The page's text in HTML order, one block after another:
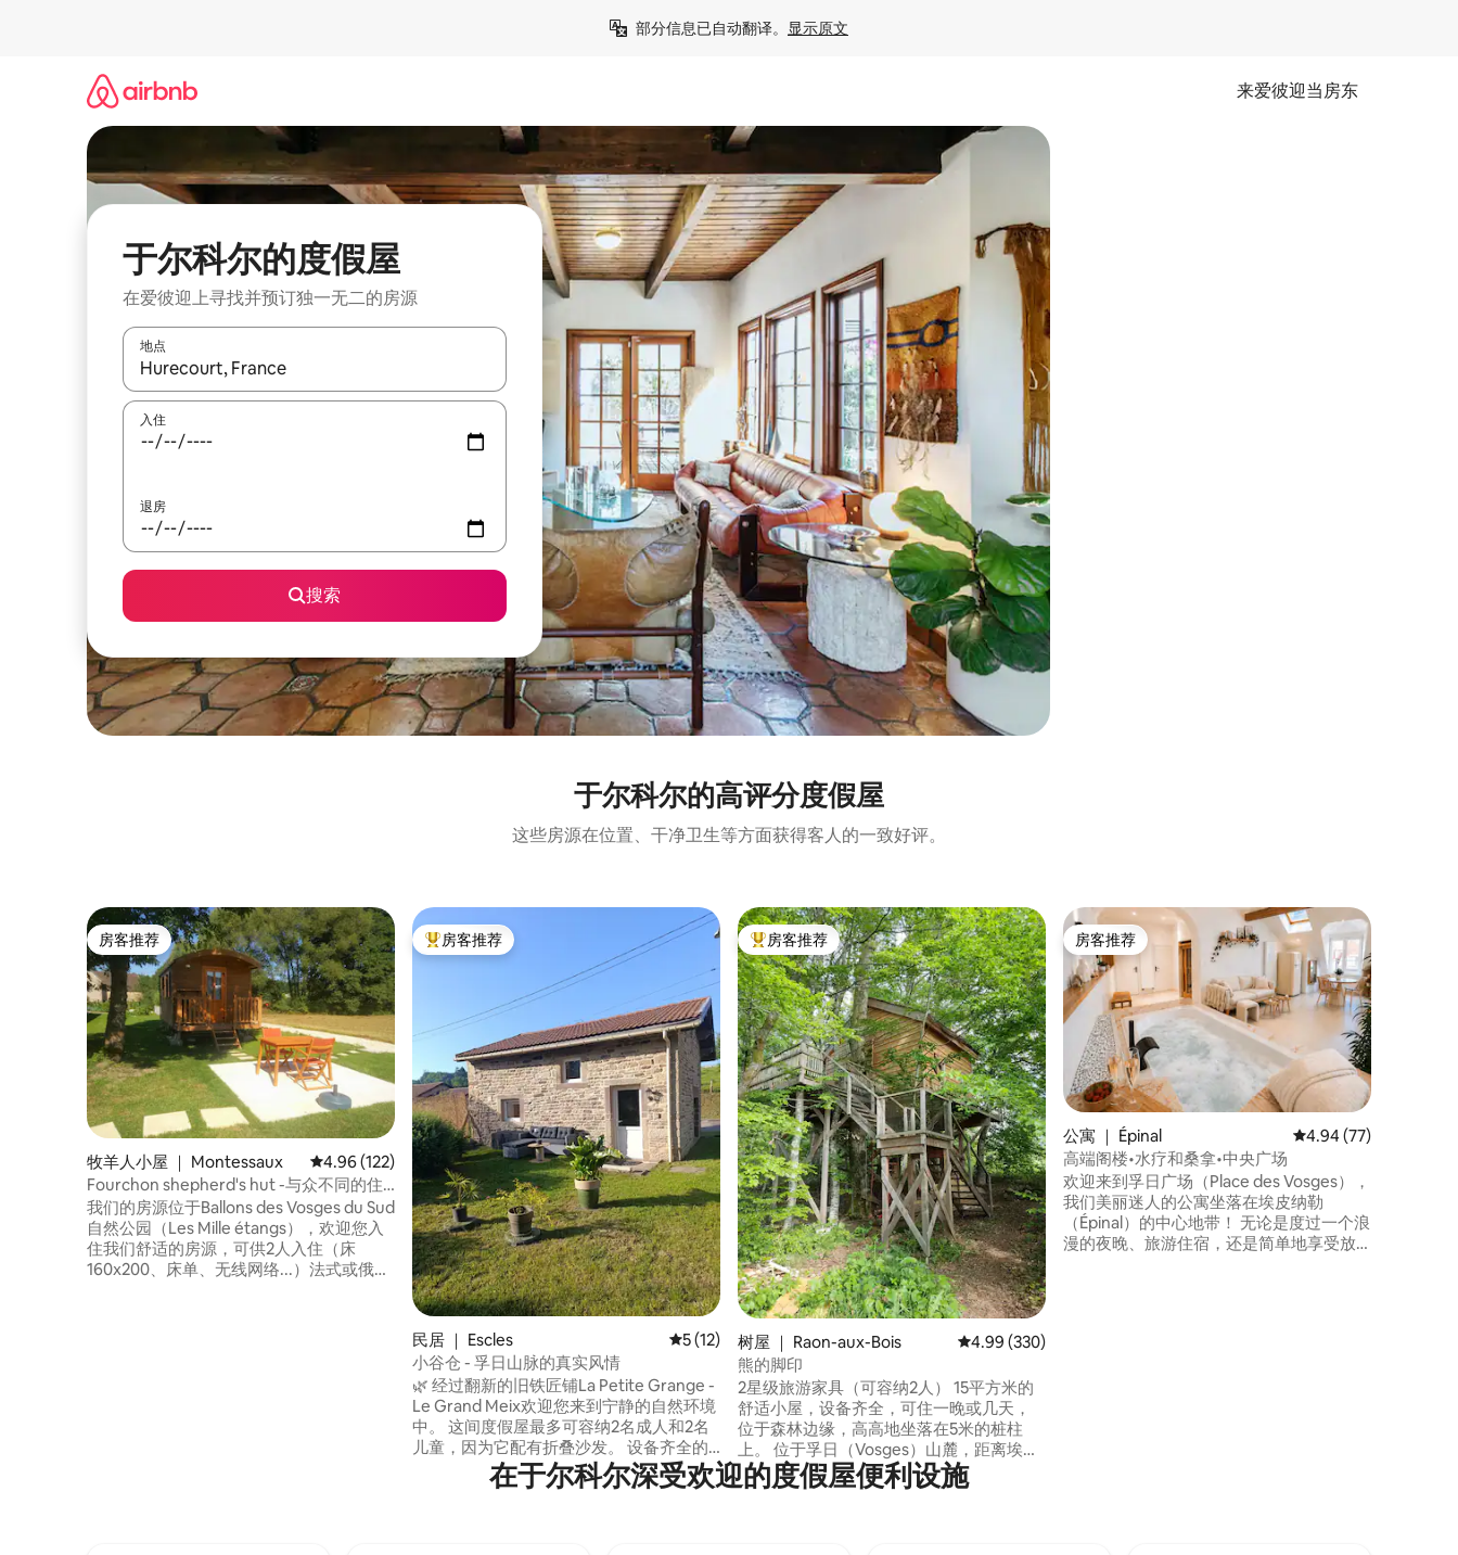
部分信息已自动翻译。 显示原文
来爱彼迎当房东
于尔科尔的度假屋
在爱彼迎上寻找并预订独一无二的房源
地点
如有搜索结果，请使用上下方向键查看，或通过点击或滑动手势浏览。
入住
退房
搜索
于尔科尔的高评分度假屋
这些房源在位置、干净卫生等方面获得客人的一致好评。
房客推荐
房客推荐
牧羊人小屋 ｜ Montessaux 平均评分 4.96 分（满分 5 分），共 122 条评价
4.96 (122)
Fourchon shepherd's hut -与众不同的住
宿
我们的房源位于Ballons des Vosges du Sud
自然公园（Les Mille étangs），欢迎您入
住我们舒适的房源，可供2人入住（床
160x200、床单、无线网络...）法式或俄式
热门「房客推荐」
房客推荐
民居 ｜ Escles 平均评分 5 分（满分 5 分），共 12 条评价
5 (12)
小谷仓 - 孚日山脉的真实风情
🌿 经过翻新的旧铁匠铺La Petite Grange -
Le Grand Meix欢迎您来到宁静的自然环境
中。 这间度假屋最多可容纳2名成人和2名
儿童，因为它配有折叠沙发。 设备齐全的
厨房、配备160厘米床的舒适卧室、带淋浴
热门「房客推荐」
房客推荐
树屋 ｜ Raon-aux-Bois 平均评分 4.99 分（满分 5 分），共 330 条评价
4.99 (330)
熊的脚印
2星级旅游家具（可容纳2人） 15平方米的
舒适小屋，设备齐全，可住一晚或几天，
位于森林边缘，高高地坐落在5米的桩柱
上。 位于孚日（Vosges）山麓，距离埃皮
纳尔（Epinal）25分钟，距离热拉德梅尔湖
（Lac de Gerardmer）和冬季滑雪道40分
房客推荐
房客推荐
公寓 ｜ Épinal 平均评分 4.94 分（满
4.94 (77)
高端阁楼•水疗和桑拿•中央广场
欢迎来到孚日广场（Place des Vosges），
我们美丽迷人的公寓坐落在埃皮纳勒
（Épinal）的中心地带！ 无论是度过一个浪
漫的夜晚、旅游住宿，还是简单地享受放
在于尔科尔深受欢迎的度假屋便利设施